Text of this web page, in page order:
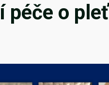
péče o pleť